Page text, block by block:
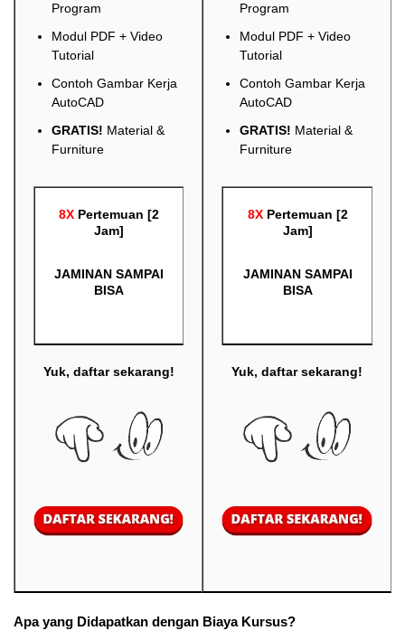
Program
Modul PDF + Video
Tutorial
Contoh Gambar Kerja
AutoCAD
GRATIS! Material &
Furniture
8X Pertemuan [2
Jam]
JAMINAN SAMPAI
BISA
Yuk, daftar sekarang!
Program
Modul PDF + Video
Tutorial
Contoh Gambar Kerja
AutoCAD
GRATIS! Material &
Furniture
8X Pertemuan [2
Jam]
JAMINAN SAMPAI
BISA
Yuk, daftar sekarang!
Apa yang Didapatkan dengan Biaya Kursus?